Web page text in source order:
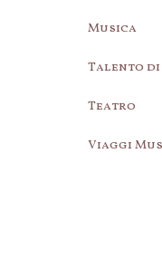
Musica
Talento di
Teatro
Viaggi